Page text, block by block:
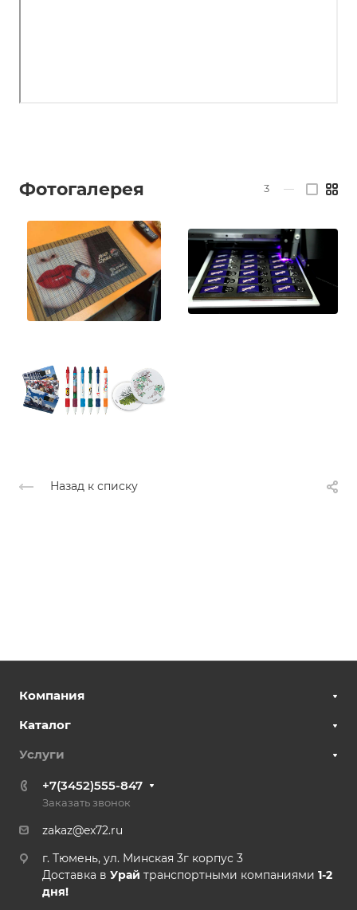
Фотогалерея 3 —
Назад к списку
Компания
Каталог
Услуги
+7(3452)555-847
Заказать звонок
zakaz@ex72.ru
г. Тюмень, ул. Минская 3г корпус 3
Доставка в Урай транспортными компаниями 1-2
дня!